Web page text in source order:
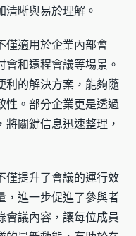
晰與易於理解。
僅適用於企業內部會
和遠程會議等場景。
利的解決方案，能夠隨
性。部分企業更是透過
關鍵信息迅速整理，
僅提升了會議的運行效
，進一步促進了參與者
會議內容，讓每位成員